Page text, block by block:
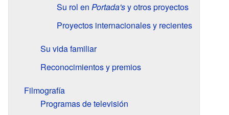
Su rol en Portada'sy otros proyectos
Proyectos internacionales y recientes
Su vida familiar
Reconocimientos y premios
Filmografía
Programas de televisión